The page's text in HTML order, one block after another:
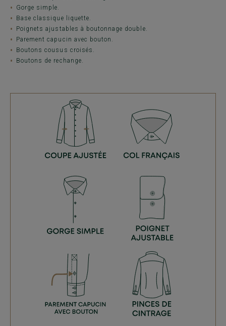
Gorge simple.
Base classique liquette.
Poignets ajustables à boutonnage double.
Parement capucin avec bouton.
Boutons cousus croisés.
Boutons de rechange.